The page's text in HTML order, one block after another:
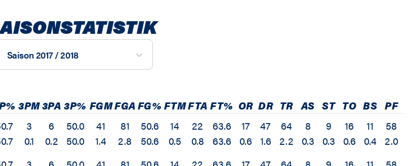
Saison 2017 / 2018
3PM3PA 3P% FGMFGAFG% FTMFTA FT% OR DR TR AS ST TO BS PF
3
0.1
6
0.2
50.0
50.0
41
1.4
81
2.8
50.6
50.6
14
0.5
22
0.8
63.6
63.6
17
0.6
47
1.6
64
2.2
8
0.3
9
0.3
16
0.6
11
0.4
58
2.0